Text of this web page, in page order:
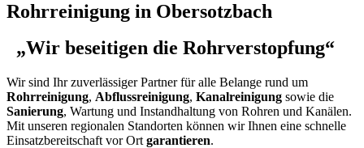
Rohrreinigung in Obersotzbach
„Wir beseitigen die Rohrverstopfung“
Wir sind Ihr zuverlässiger Partner für alle Belange rund um
Rohrreinigung, Abflussreinigung, Kanalreinigung sowie die
Sanierung, Wartung und Instandhaltung von Rohren und Kanälen.
Mit unseren regionalen Standorten können wir Ihnen eine schnelle
Einsatzbereitschaft vor Ort garantieren.